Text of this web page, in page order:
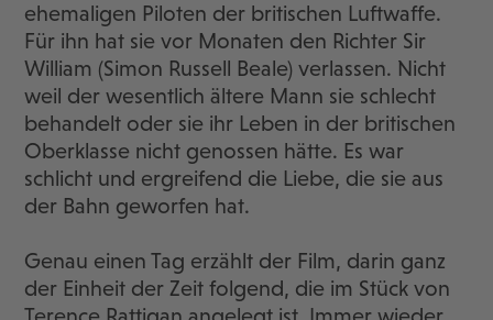
ehemaligen Piloten der britischen Luftwaffe.
Für ihn hat sie vor Monaten den Richter Sir
William (Simon Russell Beale) verlassen. Nicht
weil der wesentlich ältere Mann sie schlecht
behandelt oder sie ihr Leben in der britischen
Oberklasse nicht genossen hätte. Es war
schlicht und ergreifend die Liebe, die sie aus
der Bahn geworfen hat.
Genau einen Tag erzählt der Film, darin ganz
der Einheit der Zeit folgend, die im Stück von